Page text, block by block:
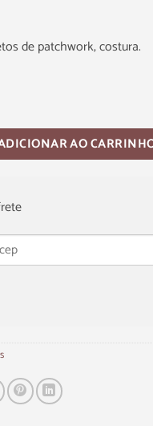
de patchwork, costura.
AO